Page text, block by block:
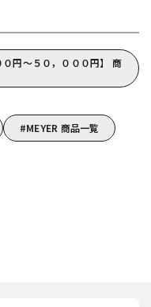
円～５０，０００円】 商
MEYER 商品一覧